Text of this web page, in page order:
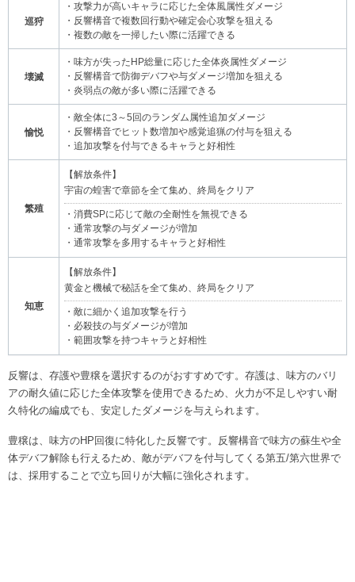
巡狩
・攻撃力が高いキャラに応じた全体風属性ダメージ
・反響構音で複数回行動や確定会心攻撃を狙える
・複数の敵を一掃したい際に活躍できる
壊滅
・味方が失ったHP総量に応じた全体炎属性ダメージ
・反響構音で防御デバフや与ダメージ増加を狙える
・炎弱点の敵が多い際に活躍できる
愉悦
・敵全体に3～5回のランダム属性追加ダメージ
・反響構音でヒット数増加や感覚追猟の付与を狙える
・追加攻撃を付与できるキャラと好相性
繁殖
【解放条件】
宇宙の蝗害で章節を全て集め、終局をクリア
・消費SPに応じて敵の全耐性を無視できる
・通常攻撃の与ダメージが増加
・通常攻撃を多用するキャラと好相性
知恵
【解放条件】
黄金と機械で秘話を全て集め、終局をクリア
・敵に細かく追加攻撃を行う
・必殺技の与ダメージが増加
・範囲攻撃を持つキャラと好相性
反響は、存護や豊穣を選択するのがおすすめです。存護は、味方のバリ
アの耐久値に応じた全体攻撃を使用できるため、火力が不足しやすい耐
久特化の編成でも、安定したダメージを与えられます。
豊穣は、味方のHP回復に特化した反響です。反響構音で味方の蘇生や全
体デバフ解除も行えるため、敵がデバフを付与してくる第五/第六世界で
は、採用することで立ち回りが大幅に強化されます。